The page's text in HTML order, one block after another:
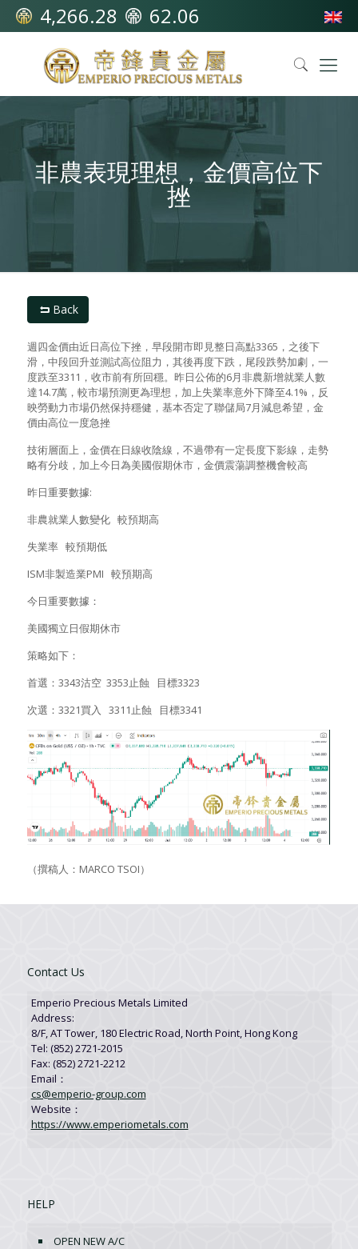
4,266.28 62.06
非農表現理想，金價高位下
挫
Back
週四金價由近日高位下挫，早段開市即見整日高點3365，之後下
滑，中段回升並測試高位阻力，其後再度下跌，尾段跌勢加劇，一
度跌至3311，收市前有所回穩。昨日公佈的6月非農新增就業人數
達14.7萬，較市場預測更為理想，加上失業率意外下降至4.1%，反
映勞動力市場仍然保持穩健，基本否定了聯儲局7月減息希望，金
價由高位一度急挫
技術層面上，金價在日線收陰線，不過帶有一定長度下影線，走勢
略有分歧，加上今日為美國假期休市，金價震蕩調整機會較高
昨日重要數據:
非農就業人數變化 較預期高
失業率 較預期低
ISM非製造業PMI 較預期高
今日重要數據：
美國獨立日假期休市
策略如下：
首選：3343沽空 3353止蝕 目標3323
次選：3321買入 3311止蝕 目標3341
（撰稿人： MARCO TSOI）
Contact Us
Emperio Precious Metals Limited
Address:
8/F, AT Tower, 180 Electric Road, North Point, Hong Kong
Tel: (852) 2721-2015
Fax: (852) 2721-2212
Email：
cs@emperio-group.com
Website：
https://www.emperiometals.com
HELP
OPEN NEW A/C